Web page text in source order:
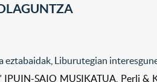
eztabaidak Liburutegian
IPUIN-SAIO MUSIKATUA, Perli